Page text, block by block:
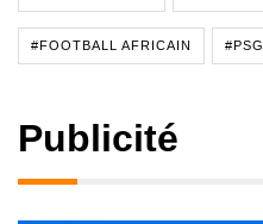
#FOOTBALL AFRICAIN #PSG
Publicité